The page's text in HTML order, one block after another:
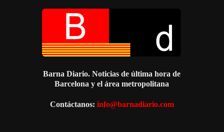
Barna Diario. Noticias de última hora de
Barcelona y el área metropolitana
Contáctanos: info@barnadiario.com